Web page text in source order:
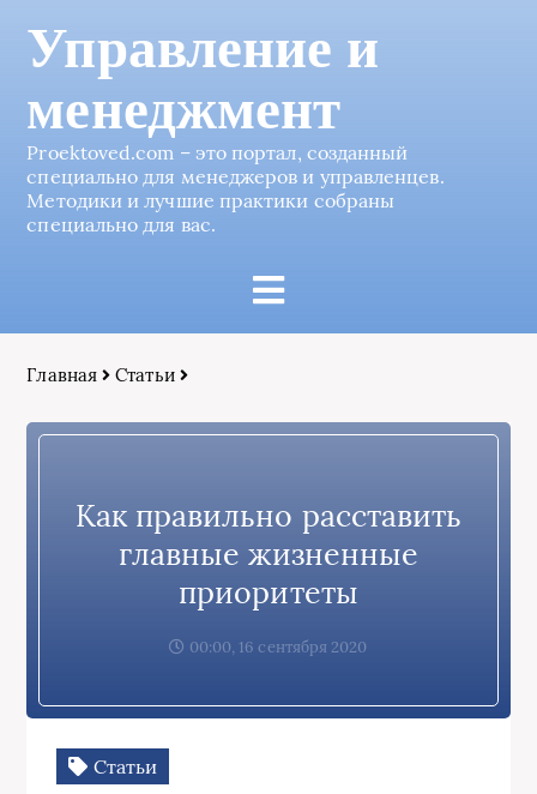
Управление и
менеджмент
Proektoved.com – это портал, созданный
специально для менеджеров и управленцев.
Методики и лучшие практики собраны
специально для вас.
Главная Статьи
Как правильно расставить
главные жизненные
приоритеты
00:00, 16 сентября 2020
Статьи